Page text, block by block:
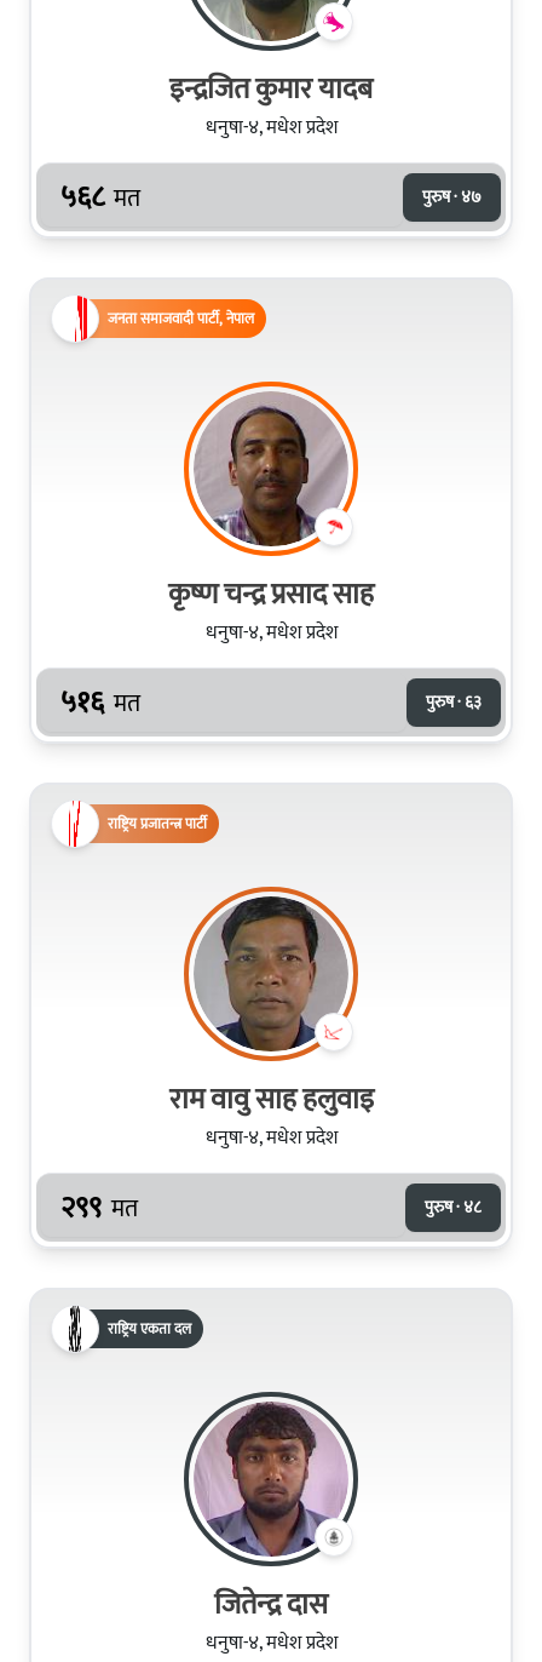
इन्द्रजित कुमार यादब
धनुषा-४, मधेश प्रदेश
५६८ मत पुरुष · ४७
जनता समाजवादी पार्टी, नेपाल
कृष्ण चन्द्र प्रसाद साह
धनुषा-४, मधेश प्रदेश
५१६ मत पुरुष · ६३
राष्ट्रिय प्रजातन्त्र पार्टी
राम वावु साह हलुवाइ
धनुषा-४, मधेश प्रदेश
२९९ मत पुरुष · ४८
राष्ट्रिय एकता दल
जितेन्‍द्र दास
धनुषा-४, मधेश प्रदेश